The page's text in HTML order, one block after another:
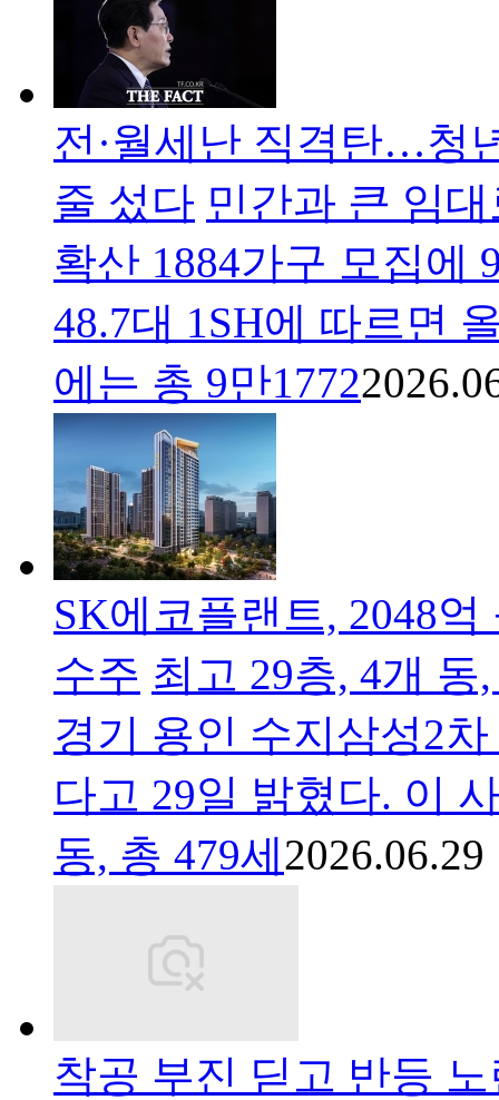
전·월세난 직격탄…청
줄 섰다 민간과 큰 임
확산 1884가구 모집에
48.7대 1SH에 따르면
에는 총 9만1772
SK에코플랜트, 2048
수주 최고 29층, 4개
경기 용인 수지삼성2
다고 29일 밝혔다. 이
동, 총 479세2026.06.29
착공 부진 딛고 반등